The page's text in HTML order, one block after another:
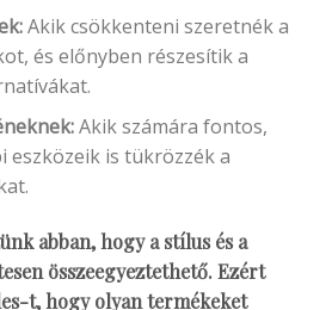
Akik csökkenteni szeretnék a
és előnyben részesítik a
Akik számára fontos,
eszközeik is tükrözzék a
abban, hogy a stílus és a
összeegyeztethető. Ezért
t, hogy olyan termékeket